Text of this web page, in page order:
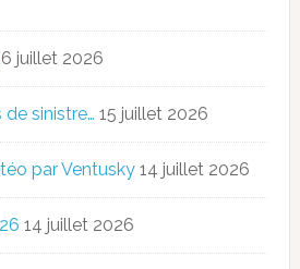
juillet 2026
sinistre… 15 juillet 2026
par Ventusky 14 juillet 2026
14 juillet 2026